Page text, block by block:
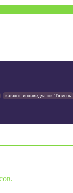
каталог индивидуалок Тюмень